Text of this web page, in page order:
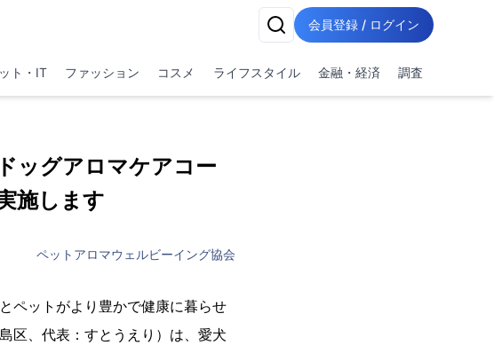
会員登録 / ログイン
ト・IT ファッション コスメ ライフスタイル 金融・経済 調査
ッグアロマケアコー
施します
ペットアロマウェルビーイング協会
ペットがより豊かで健康に暮らせ
区、代表：すとうえり）は、愛犬